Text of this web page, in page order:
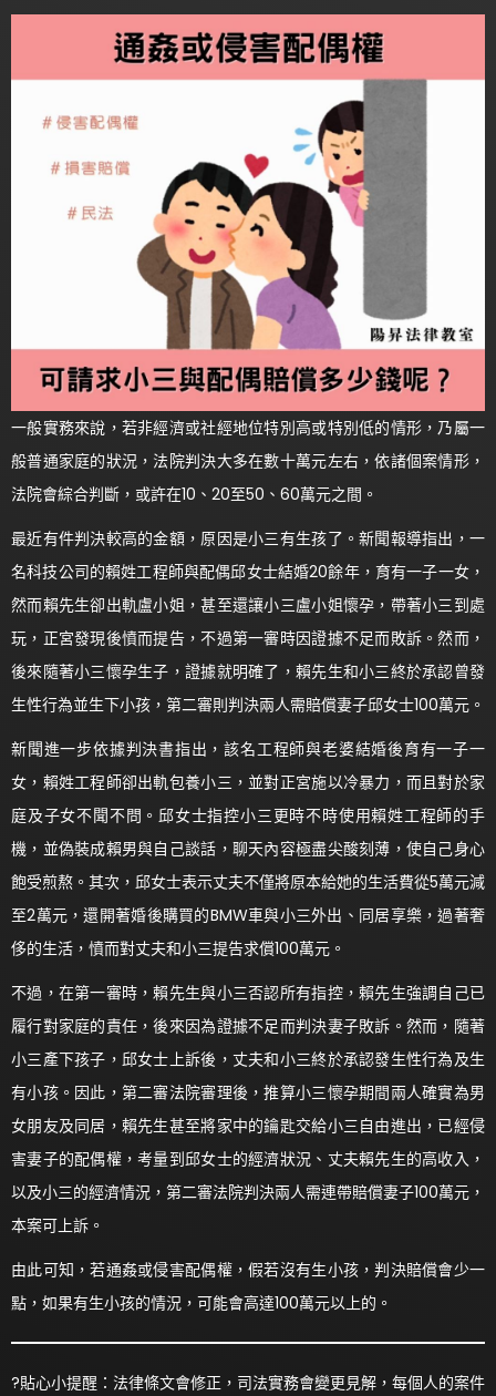
一般實務來說，若非經濟或社經地位特別高或特別低的情形，乃屬一
般普通家庭的狀況，法院判決大多在數十萬元左右，依諸個案情形，
法院會綜合判斷，或許在10、20至50、60萬元之間。
最近有件判決較高的金額，原因是小三有生孩了。新聞報導指出，一
名科技公司的賴姓工程師與配偶邱女士結婚20餘年，育有一子一女，
然而賴先生卻出軌盧小姐，甚至還讓小三盧小姐懷孕，帶著小三到處
玩，正宮發現後憤而提告，不過第一審時因證據不足而敗訴。然而，
後來隨著小三懷孕生子，證據就明確了，賴先生和小三終於承認曾發
生性行為並生下小孩，第二審則判決兩人需賠償妻子邱女士100萬元。
新聞進一步依據判決書指出，該名工程師與老婆結婚後育有一子一
女，賴姓工程師卻出軌包養小三，並對正宮施以冷暴力，而且對於家
庭及子女不聞不問。邱女士指控小三更時不時使用賴姓工程師的手
機，並偽裝成賴男與自己談話，聊天內容極盡尖酸刻薄，使自己身心
飽受煎熬。其次，邱女士表示丈夫不僅將原本給她的生活費從5萬元減
至2萬元，還開著婚後購買的BMW車與小三外出、同居享樂，過著奢
侈的生活，憤而對丈夫和小三提告求償100萬元。
不過，在第一審時，賴先生與小三否認所有指控，賴先生強調自己已
履行對家庭的責任，後來因為證據不足而判決妻子敗訴。然而，隨著
小三產下孩子，邱女士上訴後，丈夫和小三終於承認發生性行為及生
有小孩。因此，第二審法院審理後，推算小三懷孕期間兩人確實為男
女朋友及同居，賴先生甚至將家中的鑰匙交給小三自由進出，已經侵
害妻子的配偶權，考量到邱女士的經濟狀況、丈夫賴先生的高收入，
以及小三的經濟情況，第二審法院判決兩人需連帶賠償妻子100萬元，
本案可上訴。
由此可知，若通姦或侵害配偶權，假若沒有生小孩，判決賠償會少一
點，如果有生小孩的情況，可能會高達100萬元以上的。
?貼心小提醒：法律條文會修正，司法實務會變更見解，每個人的案件